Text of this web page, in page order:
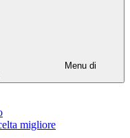
Menu di
migliore